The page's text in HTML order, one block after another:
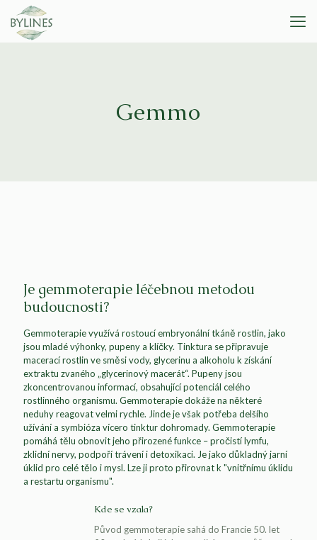
Gemmo
Je gemmoterapie léčebnou metodou
budoucnosti?
Gemmoterapie využívá rostoucí embryonální tkáně rostlin, jako
jsou mladé výhonky, pupeny a klíčky. Tinktura se připravuje
macerací rostlin ve směsi vody, glycerinu a alkoholu k získání
extraktu zvaného „glycerinový macerát“. Pupeny jsou
zkoncentrovanou informací, obsahující potenciál celého
rostlinného organismu. Gemmoterapie dokáže na některé
neduhy reagovat velmi rychle. Jinde je však potřeba delšího
užívání a symbióza vícero tinktur dohromady. Gemmoterapie
pomáhá tělu obnovit jeho přirozené funkce – pročistí lymfu,
zklidní nervy, podpoří trávení i detoxikaci. Je jako důkladný jarní
úklid pro celé tělo i mysl. Lze ji proto přirovnat k "vnitřnímu úklidu
a restartu organismu".
Kde se vzala?
Původ gemmoterapie sahá do Francie 50. let